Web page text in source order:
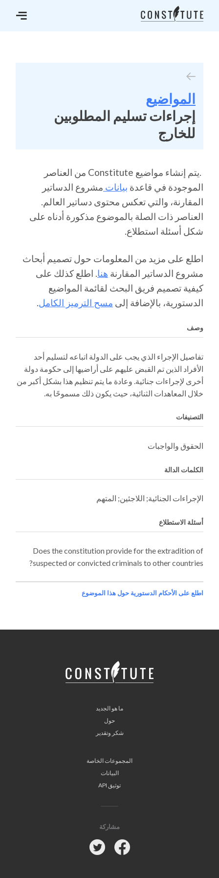
المواضيع
إجراءات تسليم المطلوبين
للخارج
.يتم إنشاء مواضيع Constitute من العناصر
الموجودة في قاعدة بيانات مشروع الدساتير
المقارنة، والتي تعكس محتوى دساتير العالم.
العناصر ذات الصلة بالموضوع مذكورة أدناه على
شكل أسئلة استطلاع.
اطلع على مزيد من المعلومات حول تصميم أبحاث
مشروع الدساتير المقارنة هنا . اطلع كذلك على
كيفية تصميم فريق البحث لقائمة المواضيع
الدستورية، بالإضافة إلى مسح الترميز الكامل
وصف
تفاصيل الإجراء الذي يجب على الدولة اتباعه لتسليم أحد
الأفراد الذين تم القبض عليهم على أراضيها إلى حكومة دولة
أخرى لإجراءات جنائية. وعادة ما يتم تنظيم هذا بشكل أكبر من
خلال المعاهدات الثنائية، حيث يكون ذلك مسموحًا به.
التصنيفات
الحقوق والواجبات
الكلمات الدالة
الإجراءات الجنائية; اللاجئين; المتهم
أسئلة الاستطلاع
Does the constitution provide for the extradition of
suspected or convicted criminals to other countries?
اطلع على الأحكام الدستورية حول هذا الموضوع
ما هو الجديد
حول
شكر وتقدير
المجموعات الخاصة
البيانات
توثيق API
مشاركة
Facebook